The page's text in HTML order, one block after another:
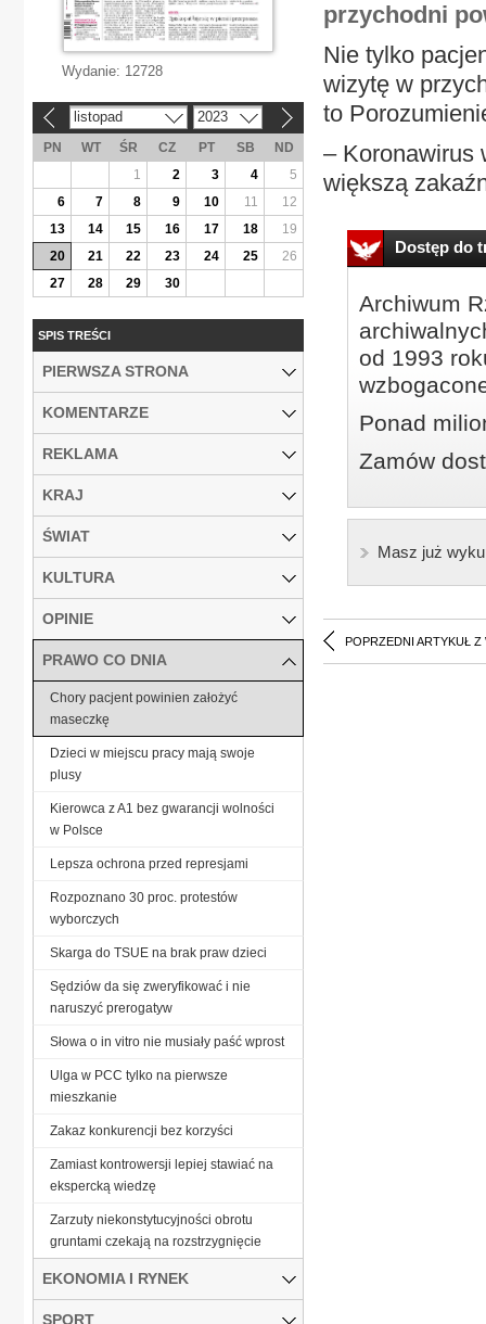
przychodni
Nie tylko
wizytę w
to
– Koronawirus
większą
Dostęp do
Archiwum
od 1993
Ponad
Zamów
Masz już
POPRZEDNI ARTYKUŁ Z
Wydanie: 12728
listopad 2023
PN WT ŚR CZ PT SB
ND
1
2 3 4
5
6
7 8 9 10 11
12
13
14 15 16 17 18
19
20
21 22 23 24 25
26
27
28 29 30
SPIS TREŚCI
PIERWSZA STRONA
KOMENTARZE
REKLAMA
KRAJ
ŚWIAT
KULTURA
OPINIE
PRAWO CO DNIA
Chory pacjent powinien założyć
maseczkę
Dzieci w miejscu pracy mają swoje
plusy
Kierowca z A1 bez gwarancji wolności
w Polsce
Lepsza ochrona przed represjami
Rozpoznano 30 proc. protestów
wyborczych
Skarga do TSUE na brak praw dzieci
Sędziów da się zweryfikować i nie
naruszyć prerogatyw
Słowa o in vitro nie musiały paść wprost
Ulga w PCC tylko na pierwsze
mieszkanie
Zakaz konkurencji bez korzyści
Zamiast kontrowersji lepiej stawiać na
ekspercką wiedzę
Zarzuty niekonstytucyjności obrotu
gruntami czekają na rozstrzygnięcie
EKONOMIA I RYNEK
SPORT